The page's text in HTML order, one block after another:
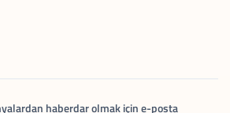
haberdar olmak için e-posta